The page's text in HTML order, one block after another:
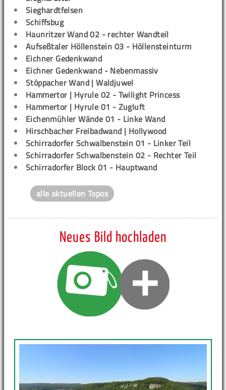
Sieghardtfelsen
Schiffsbug
Haunritzer Wand 02 - rechter Wandteil
Aufseßtaler Höllenstein 03 - Höllensteinturm
Eichner Gedenkwand
Eichner Gedenkwand - Nebenmassiv
Stöppacher Wand | Waldjuwel
Hammertor | Hyrule 02 - Twilight Princess
Hammertor | Hyrule 01 - Zugluft
Eichenmühler Wände 01 - Linke Wand
Hirschbacher Freibadwand | Hollywood
Schirradorfer Schwalbenstein 01 - Linker Teil
Schirradorfer Schwalbenstein 02 - Rechter Teil
Schirradorfer Block 01 - Hauptwand
alle aktuellen Topos
Neues Bild hochladen